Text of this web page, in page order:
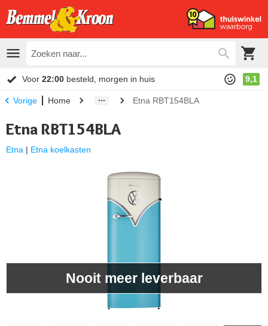
Voor 22:00 besteld, morgen in huis 9,1
Vorige Home Etna RBT154BLA
Etna RBT154BLA
Etna | Etna koelkasten
Nooit meer leverbaar